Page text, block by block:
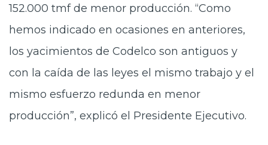
152.000 tmf de menor producción. “Como
hemos indicado en ocasiones en anteriores,
los yacimientos de Codelco son antiguos y
con la caída de las leyes el mismo trabajo y el
mismo esfuerzo redunda en menor
producción”, explicó el Presidente Ejecutivo.